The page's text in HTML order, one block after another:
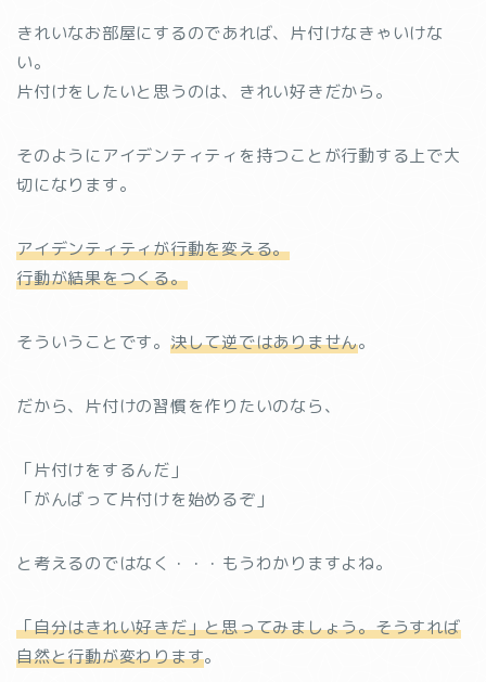
きれいなお部屋にするのであれば、片付けなきゃいけな
い。
片付けをしたいと思うのは、きれい好きだから。
そのようにアイデンティティを持つことが行動する上で大
切になります。
アイデンティティが行動を変える。
行動が結果をつくる。
そういうことです。 決して逆ではありません。
だから、片付けの習慣を作りたいのなら、
「片付けをするんだ」
「がんばって片付けを始めるぞ」
と考えるのではなく・・・もうわかりますよね。
「自分はきれい好きだ」と思ってみましょう。そうすれば
自然と行動が変わります。